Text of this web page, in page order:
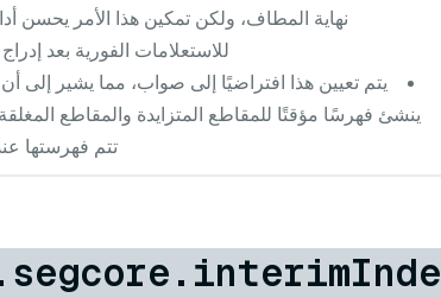
نهاية المطاف، ولكن تمكين هذا الأمر يحسن
للاستعلامات الفورية بعد إدراج
ينشئ فهرسًا مؤقتًا للمقاطع المتزايدة والمقاطع
تتم فهرستها